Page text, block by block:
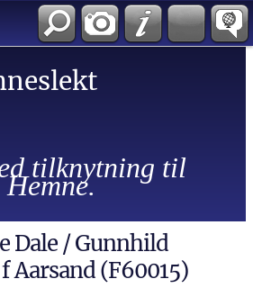
tilknytning til
Hemne.
Dale / Gunnhild
Aarsand (F60015)